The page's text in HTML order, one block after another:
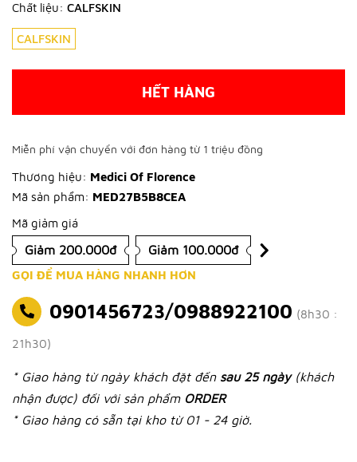
Chất liệu: CALFSKIN
CALFSKIN
HẾT HÀNG
Miễn phí vận chuyển với đơn hàng từ 1 triệu đồng
Thương hiệu: Medici Of Florence
Mã sản phẩm: MED27B5B8CEA
Mã giảm giá
Giảm 200.000đ Giảm 100.000đ
GỌI ĐỂ MUA HÀNG NHANH HƠN
0901456723/0988922100 (8h30 :
21h30)
* Giao hàng từ ngày khách đặt đến sau 25 ngày (khách
nhận được) đối với sản phẩm ORDER
* Giao hàng có sẵn tại kho từ 01 - 24 giờ.